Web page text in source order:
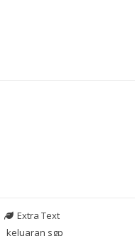
Extra Text
keluaran sgp